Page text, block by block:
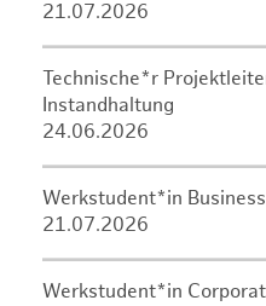
21.07.2026
Technische*r
Instandhaltung
24.06.2026
Werkstudent*in
21.07.2026
Werkstudent*in